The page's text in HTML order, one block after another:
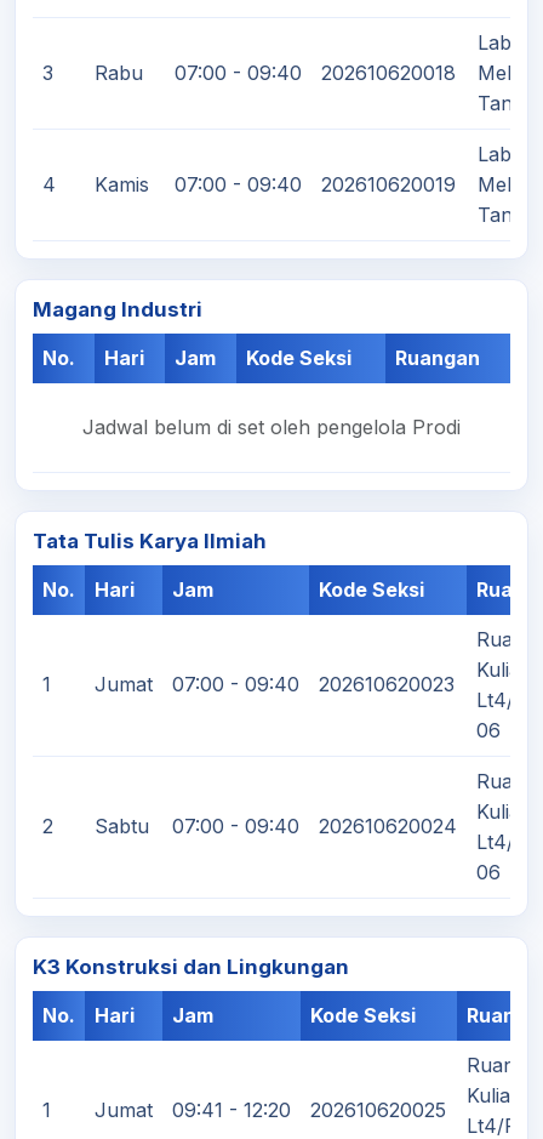
3 Rabu 07:00 - 09:40 202610620018
Tanah
4 Kamis 07:00 - 09:40 202610620019
Tanah
Magang Industri
No.
Hari Jam Kode Seksi Ruangan
Jadwal belum di set oleh pengelola Prodi
Tata Tulis Karya Ilmiah
No.
Hari Jam Kode Seksi
1 Jumat 07:00 - 09:40 202610620023
Ruang
Kuliah
Lt4/F4
06
2 Sabtu 07:00 - 09:40 202610620024
Ruang
Kuliah
Lt4/F4
06
K3 Konstruksi dan Lingkungan
No.
Hari Jam Kode Seksi
1 Jumat 09:41 - 12:20 202610620025
Ruang
Kuliah
Lt4/F4